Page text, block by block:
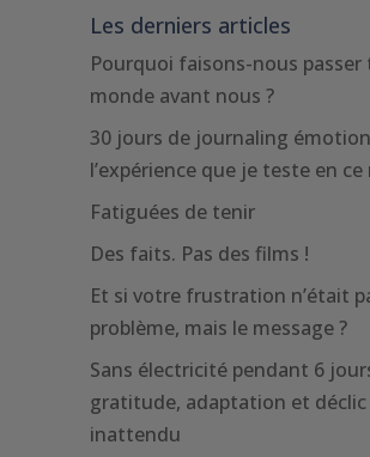
Les derniers articles
Pourquoi faisons-nous
monde avant nous ?
30 jours de journaling
l’expérience que je teste en
Fatiguées de tenir
Des faits. Pas des films !
Et si votre frustration n’était
problème, mais le message ?
Sans électricité pendant 6
gratitude, adaptation et déclic
inattendu